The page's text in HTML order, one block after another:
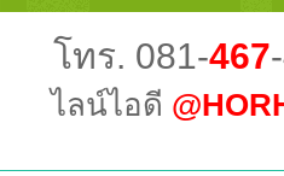
โทร. 081-467
ไลน์ไอดี